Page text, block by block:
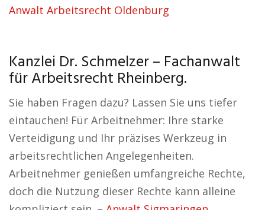
Anwalt Arbeitsrecht Oldenburg
Kanzlei Dr. Schmelzer – Fachanwalt
für Arbeitsrecht Rheinberg.
Sie haben Fragen dazu? Lassen Sie uns tiefer
eintauchen! Für Arbeitnehmer: Ihre starke
Verteidigung und Ihr präzises Werkzeug in
arbeitsrechtlichen Angelegenheiten.
Arbeitnehmer genießen umfangreiche Rechte,
doch die Nutzung dieser Rechte kann alleine